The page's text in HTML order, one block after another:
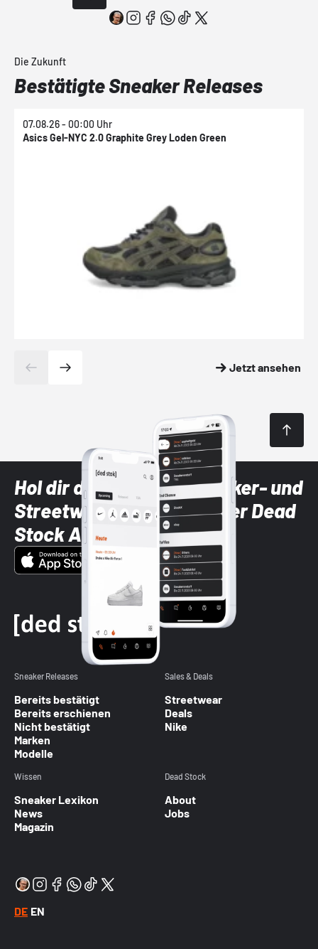
Die Zukunft
Bestätigte Sneaker Releases
07.08.26 - 00:00 Uhr
Asics Gel-NYC 2.0 Graphite Grey Loden Green
Jetzt ansehen
Hol dir die neuesten Sneaker- und
Streetwear-Brands mit der Dead
Stock App
Sneaker Releases
Bereits bestätigt
Bereits erschienen
Nicht bestätigt
Marken
Modelle
Sales & Deals
Streetwear
Deals
Nike
Wissen
Sneaker Lexikon
News
Magazin
Dead Stock
About
Jobs
DE EN